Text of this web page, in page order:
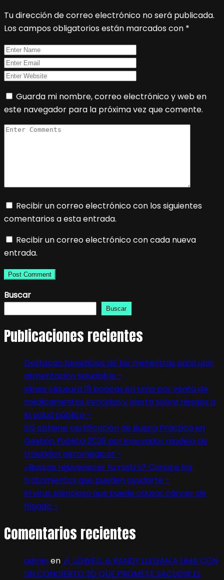
Tu dirección de correo electrónico no será publicada.
Los campos obligatorios están marcados con *
Guarda mi nombre, correo electrónico y web en
este navegador para la próxima vez que comente.
Recibir un correo electrónico con los siguientes
comentarios a esta entrada.
Recibir un correo electrónico con cada nueva
entrada.
Buscar
Buscar
Publicaciones recientes
Destacan beneficios de las menestras para una
alimentación saludable –
Minsa clausura 18 boticas en Lima por venta de
medicamentos vencidos y alerta sobre riesgos a
la salud pública –
SIS obtiene certificación de Buena Práctica en
Gestión Pública 2026 por innovador modelo de
traslados aeromédicos –
¿Buscas rejuvenecer tu rostro? Conoce los
tratamientos que pueden ayudarte –
el virus silencioso que puede causar cáncer de
hígado –
Comentarios recientes
adminen 🎶 JOWELL & RANDY LLEGAN A LIMA CON
UN CONCIERTO 3D QUE PROMETE SACUDIR EL